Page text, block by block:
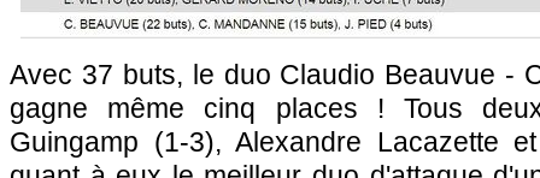
Avec 37 buts, le duo Claudio Beauvue -
gagne même cinq places ! Tous
Guingamp (1-3), Alexandre Lacazette